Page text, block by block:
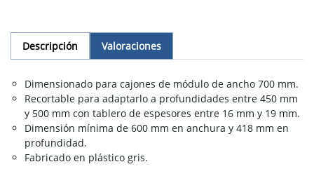
Descripción Valoraciones
Dimensionado para cajones de módulo de ancho 700 mm.
Recortable para adaptarlo a profundidades entre 450 mm
y 500 mm con tablero de espesores entre 16 mm y 19 mm.
Dimensión mínima de 600 mm en anchura y 418 mm en
profundidad.
Fabricado en plástico gris.